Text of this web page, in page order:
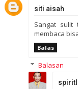
siti aisah
Sangat sulit
membaca
Balas
Balasan